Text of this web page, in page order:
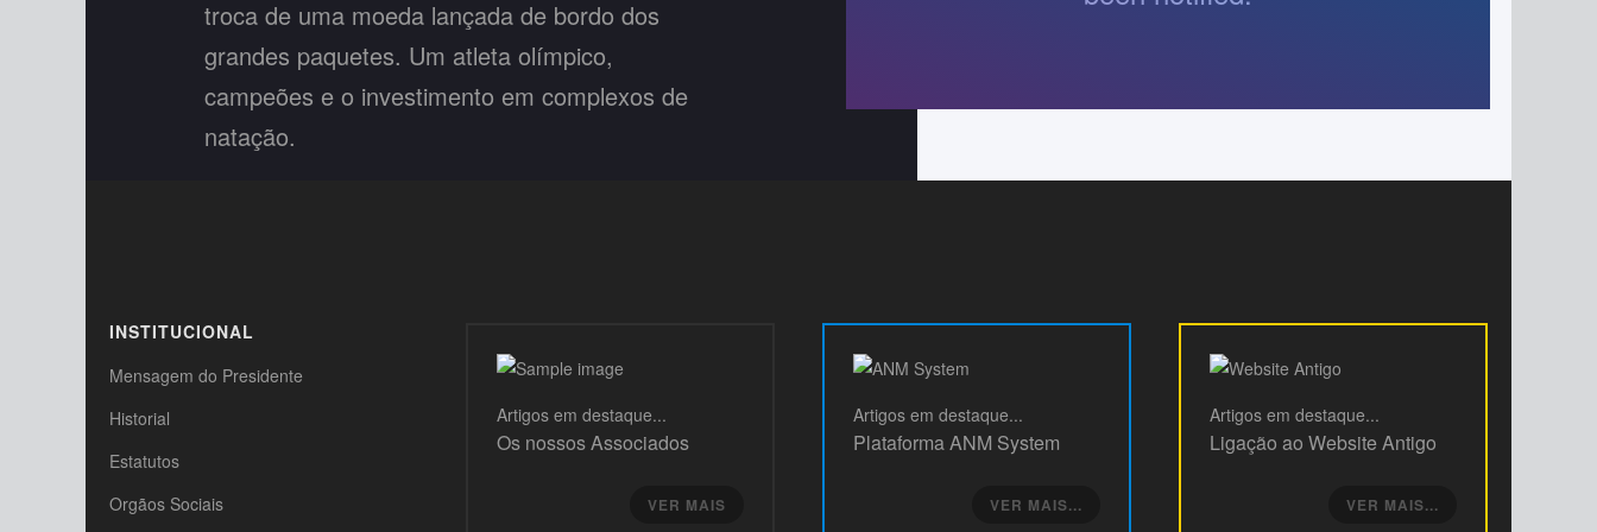
troca de uma moeda lançada de bordo dos
grandes paquetes. Um atleta olímpico,
campeões e o investimento em complexos de
natação.
INSTITUCIONAL
Mensagem do Presidente
Historial
Estatutos
Orgãos Sociais
Artigos em destaque...
Os nossos Associados
VER MAIS
Artigos em destaque...
Plataforma ANM System
VER MAIS...
Artigos em destaque...
Ligação ao Website Antigo
VER MAIS...